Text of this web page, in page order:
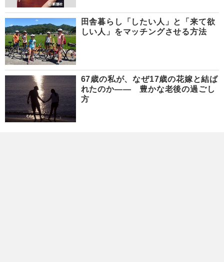
田舎暮らし「したい人」と「来て欲
しい人」をマッチングさせる方法
67歳の私が、なぜ17歳の花嫁と結ば
れたのか―― 豊かな老後の過ごし
方